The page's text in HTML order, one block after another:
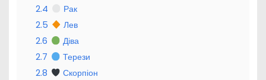
2.4
Рак
2.5
Лев
2.6
Діва
2.7
Терези
2.8
Скорпіон